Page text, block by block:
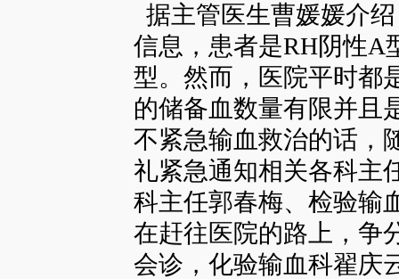
据主管医生曹媛媛介
信息，患者是RH阴性A
型。然而，医院平时都
的储备血数量有限并且
不紧急输血救治的话，
礼紧急通知相关各科主
科主任郭春梅、检验输
在赶往医院的路上，争
会诊，化验输血科翟庆